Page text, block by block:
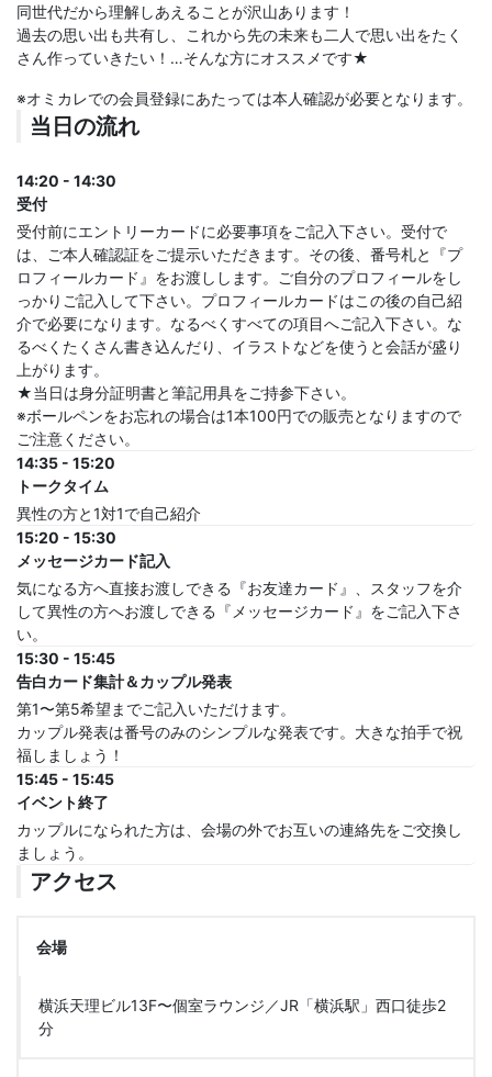
同世代だから理解しあえることが沢山あります！
過去の思い出も共有し、これから先の未来も二人で思い出をたく
さん作っていきたい！…そんな方にオススメです★
※オミカレでの会員登録にあたっては本人確認が必要となります。
当日の流れ
14:20 - 14:30
受付
受付前にエントリーカードに必要事項をご記入下さい。受付で
は、ご本人確認証をご提示いただきます。その後、番号札と『プ
ロフィールカード』をお渡しします。ご自分のプロフィールをし
っかりご記入して下さい。プロフィールカードはこの後の自己紹
介で必要になります。なるべくすべての項目へご記入下さい。な
るべくたくさん書き込んだり、イラストなどを使うと会話が盛り
上がります。
★当日は身分証明書と筆記用具をご持参下さい。
※ボールペンをお忘れの場合は1本100円での販売となりますので
ご注意ください。
14:35 - 15:20
トークタイム
異性の方と1対1で自己紹介
15:20 - 15:30
メッセージカード記入
気になる方へ直接お渡しできる『お友達カード』、スタッフを介
して異性の方へお渡しできる『メッセージカード』をご記入下さ
い。
15:30 - 15:45
告白カード集計＆カップル発表
第1〜第5希望までご記入いただけます。
カップル発表は番号のみのシンプルな発表です。大きな拍手で祝
福しましょう！
15:45 - 15:45
イベント終了
カップルになられた方は、会場の外でお互いの連絡先をご交換し
ましょう。
アクセス
会場
横浜天理ビル13F〜個室ラウンジ／JR「横浜駅」西口徒歩2
分